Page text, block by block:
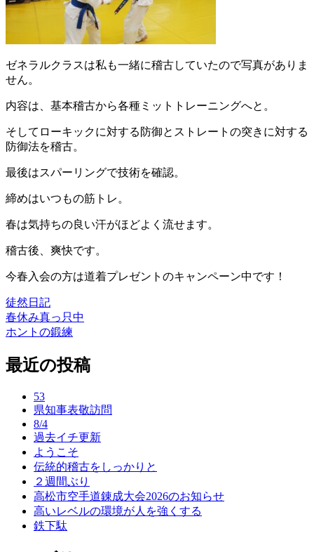
ゼネラルクラスは私も一緒に稽古していたので写真がありま
せん。
内容は、基本稽古から各種ミットトレーニングへと。
そしてローキックに対する防御とストレートの突きに対する
防御法を稽古。
最後はスパーリングで技術を確認。
締めはいつもの筋トレ。
春は気持ちの良い汗がほどよく流せます。
稽古後、爽快です。
今春入会の方は道着プレゼントのキャンペーン中です！
徒然日記
投
稿
ナ
春休み真っ只中
ホントの鍛練
最近の投稿
53
県知事表敬訪問
8/4
過去イチ更新
ようこそ
伝統的稽古をしっかりと
２週間ぶり
高松市空手道錬成大会2026のお知らせ
高いレベルの環境が人を強くする
鉄下駄